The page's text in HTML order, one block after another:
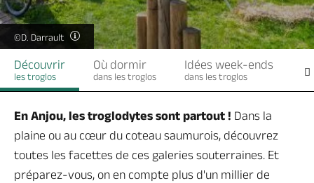
Billetterie en ligne
©D. Darrault
Découvrir
les troglos
Où dormir
dans les troglos
Idées week-ends
dans les troglos
En Anjou, les troglodytes sont partout ! Dans la
plaine ou au cœur du coteau saumurois, découvrez
toutes les facettes de ces galeries souterraines. Et
préparez-vous, on en compte plus d'un millier de